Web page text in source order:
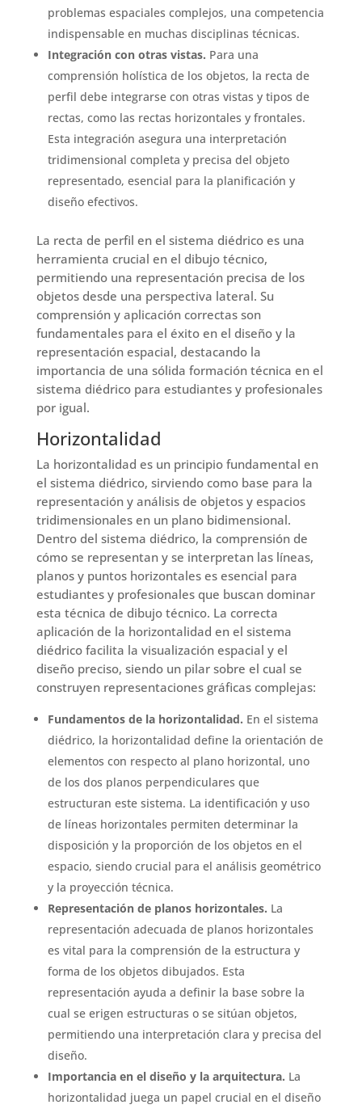
problemas espaciales complejos, una competencia
indispensable en muchas disciplinas técnicas.
Integración con otras vistas. Para una
comprensión holística de los objetos, la recta de
perfil debe integrarse con otras vistas y tipos de
rectas, como las rectas horizontales y frontales.
Esta integración asegura una interpretación
tridimensional completa y precisa del objeto
representado, esencial para la planificación y
diseño efectivos.
La recta de perfil en el sistema diédrico es una
herramienta crucial en el dibujo técnico,
permitiendo una representación precisa de los
objetos desde una perspectiva lateral. Su
comprensión y aplicación correctas son
fundamentales para el éxito en el diseño y la
representación espacial, destacando la
importancia de una sólida formación técnica en el
sistema diédrico para estudiantes y profesionales
por igual.
Horizontalidad
La horizontalidad es un principio fundamental en
el sistema diédrico, sirviendo como base para la
representación y análisis de objetos y espacios
tridimensionales en un plano bidimensional.
Dentro del sistema diédrico, la comprensión de
cómo se representan y se interpretan las líneas,
planos y puntos horizontales es esencial para
estudiantes y profesionales que buscan dominar
esta técnica de dibujo técnico. La correcta
aplicación de la horizontalidad en el sistema
diédrico facilita la visualización espacial y el
diseño preciso, siendo un pilar sobre el cual se
construyen representaciones gráficas complejas:
Fundamentos de la horizontalidad. En el sistema
diédrico, la horizontalidad define la orientación de
elementos con respecto al plano horizontal, uno
de los dos planos perpendiculares que
estructuran este sistema. La identificación y uso
de líneas horizontales permiten determinar la
disposición y la proporción de los objetos en el
espacio, siendo crucial para el análisis geométrico
y la proyección técnica.
Representación de planos horizontales. La
representación adecuada de planos horizontales
es vital para la comprensión de la estructura y
forma de los objetos dibujados. Esta
representación ayuda a definir la base sobre la
cual se erigen estructuras o se sitúan objetos,
permitiendo una interpretación clara y precisa del
diseño.
Importancia en el diseño y la arquitectura. La
horizontalidad juega un papel crucial en el diseño